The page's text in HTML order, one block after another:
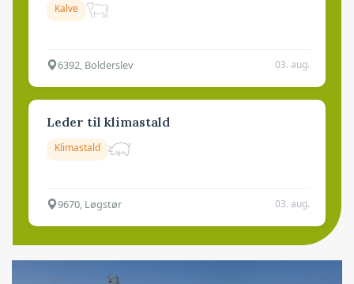
Kalve
6392, Bolderslev 03. aug.
Leder til klimastald
Klimastald
9670, Løgstør 03. aug.